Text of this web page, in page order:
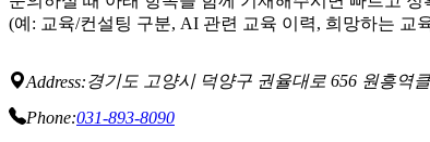
(예: 교육/컨설팅 구분, AI 관련 교육 이력, 희망하는 교
Address:경기도 고양시 덕양구 권율대로 656 원흥역
Phone:031-893-8090